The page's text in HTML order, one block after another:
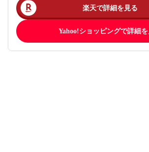
楽天で詳細を見る
Yahoo!ショッピングで詳細